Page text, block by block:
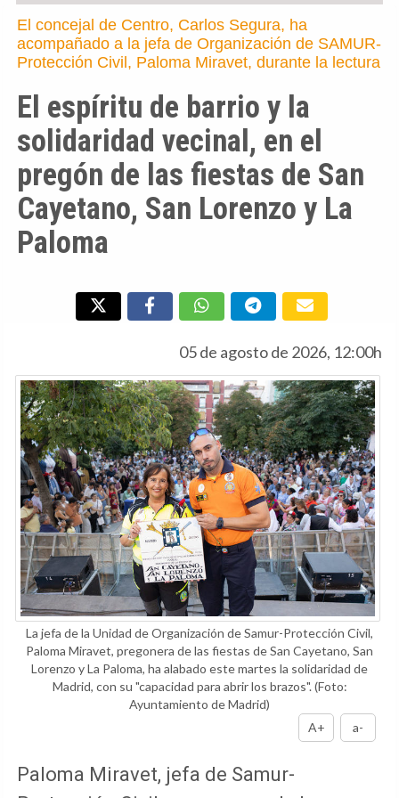
El concejal de Centro, Carlos Segura, ha
acompañado a la jefa de Organización de SAMUR-
Protección Civil, Paloma Miravet, durante la lectura
El espíritu de barrio y la
solidaridad vecinal, en el
pregón de las fiestas de San
Cayetano, San Lorenzo y La
Paloma
05 de agosto de 2026, 12:00h
La jefa de la Unidad de Organización de Samur-Protección Civil,
Paloma Miravet, pregonera de las fiestas de San Cayetano, San
Lorenzo y La Paloma, ha alabado este martes la solidaridad de
Madrid, con su "capacidad para abrir los brazos".(Foto:
Ayuntamiento de Madrid)
A+
a-
Paloma Miravet, jefa de Samur-